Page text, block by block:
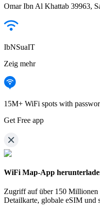
Omar Ibn Al Khattab 39963,
IbNSuaIT
Zeig mehr
15M+ WiFi spots with
Get Free app
WiFi Map-App
Zugriff auf über 150 Millionen
Detailkarte, globale eSIM und